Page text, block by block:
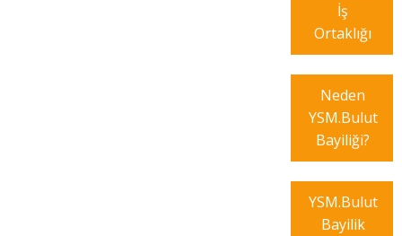
İş
Ortaklığı
Neden
YSM.Bulut
Bayiliği?
YSM.Bulut
Bayilik